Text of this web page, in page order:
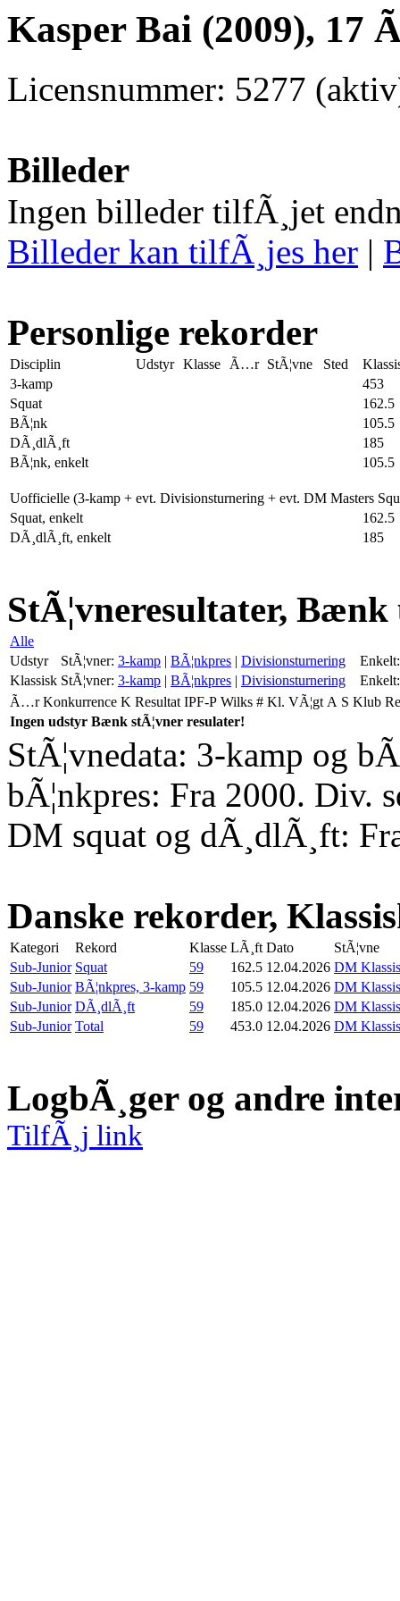
Kasper Bai (2009), 17
Licensnummer: 5277
Billeder
Ingen billeder tilfÃ¸jet
Billeder kan tilfÃ¸jes her |
Personlige rekorder
Disciplin Udstyr Klasse Ã…r StÃ¦vne Sted
3-kamp
453
Squat
162.5
BÃ¦nk
105.5
DÃ¸dlÃ¸ft
185
BÃ¦nk, enkelt
105.5
Uofficielle (3-kamp + evt. Divisionsturnering + evt. DM Masters
Squat, enkelt
162.5
DÃ¸dlÃ¸ft, enkelt
185
StÃ¦vneresultater,
Alle
Udstyr
StÃ¦vner: 3-kamp | BÃ¦nkpres | Divisionsturnering
Enkelt:
Klassisk StÃ¦vner: 3-kamp | BÃ¦nkpres | Divisionsturnering
Enkelt:
Ã…r Konkurrence K Resultat IPF-P Wilks # Kl. VÃ¦gt A S Klub
Ingen udstyr Bænk stÃ¦vner resulater!
StÃ¦vnedata: 3-kamp og
bÃ¦nkpres: Fra 2000. Div.
DM squat og dÃ¸dlÃ¸ft:
Danske rekorder,
Kategori Rekord Klasse LÃ¸ft Dato
StÃ¦vne
Sub-Junior Squat 59 162.5 12.04.2026 DM
Sub-Junior BÃ¦nkpres, 3-kamp 59 105.5 12.04.2026 DM
Sub-Junior DÃ¸dlÃ¸ft 59 185.0 12.04.2026 DM
Sub-Junior Total 59 453.0 12.04.2026 DM
LogbÃ¸ger og andre
TilfÃ¸j link